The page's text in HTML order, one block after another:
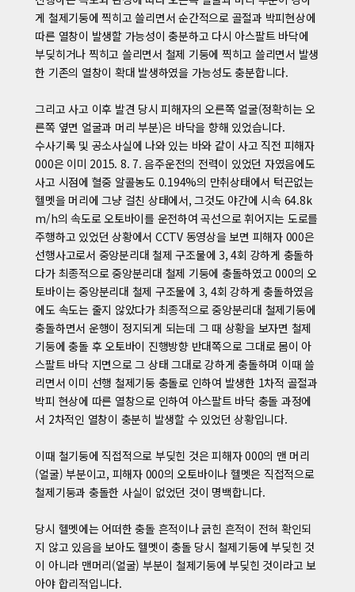
게 철제기둥에 찍히고 쓸리면서 순간적으로 골절과 박피현상에
따른 열창이 발생할 가능성이 충분하고 다시 아스팔트 바닥에
부딪히거나 찍히고 쓸리면서 철제 기둥에 찍히고 쓸리면서 발생
한 기존의 열창이 확대 발생하였을 가능성도 충분합니다.
그리고 사고 이후 발견 당시 피해자의 오른쪽 얼굴(정확히는 오
른쪽 옆면 얼굴과 머리 부분)은 바닥을 향해 있었습니다.
수사기록 및 공소사실에 나와 있는 바와 같이 사고 직전 피해자
000은 이미 2015. 8. 7. 음주운전의 전력이 있었던 자였음에도
사고 시점에 혈중 알콜농도 0.194%의 만취상태에서 턱끈없는
헬멧을 머리에 그냥 걸친 상태에서, 그것도 야간에 시속 64.8k
m/h의 속도로 오토바이를 운전하여 곡선으로 휘어지는 도로를
주행하고 있었던 상황에서 CCTV 동영상을 보면 피해자 000은
선행사고로서 중앙분리대 철제 구조물에 3, 4회 강하게 충돌하
다가 최종적으로 중앙분리대 철제 기둥에 충돌하였고 000의 오
토바이는 중앙분리대 철제 구조물에 3, 4회 강하게 충돌하였음
에도 속도는 줄지 않았다가 최종적으로 중앙분리대 철제기둥에
충돌하면서 운행이 정지되게 되는데 그 때 상황을 보자면 철제
기둥에 충돌 후 오토바이 진행방향 반대쪽으로 그대로 몸이 아
스팔트 바닥 지면으로 그 상태 그대로 강하게 충돌하며 이때 쓸
리면서 이미 선행 철제기둥 충돌로 인하여 발생한 1차적 골절과
박피 현상에 따른 열창으로 인하여 아스팔트 바닥 충돌 과정에
서 2차적인 열창이 충분히 발생할 수 있었던 상황입니다.
이때 철기둥에 직접적으로 부딪힌 것은 피해자 000의 맨 머리
(얼굴) 부분이고, 피해자 000의 오토바이나 헬멧은 직접적으로
철제기둥과 충돌한 사실이 없었던 것이 명백합니다.
당시 헬멧에는 어떠한 충돌 흔적이나 긁힌 흔적이 전혀 확인되
지 않고 있음을 보아도 헬멧이 충돌 당시 철제기둥에 부딪힌 것
이 아니라 맨머리(얼굴) 부분이 철제기둥에 부딪힌 것이라고 보
아야 합리적입니다.